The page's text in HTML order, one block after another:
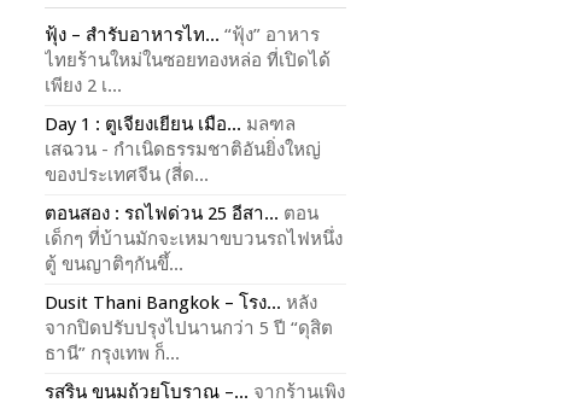
ฟุ้ง – สำรับอาหารไท... “ฟุ้ง” อาหาร
ไทยร้านใหม่ในซอยทองหล่อ ที่เปิดได้
เพียง 2 เ...
Day 1 : ตูเจียงเยียน เมือ... มลฑล
เสฉวน - กำเนิดธรรมชาติอันยิ่งใหญ่
ของประเทศจีน (สี่ด...
ตอนสอง : รถไฟด่วน 25 อีสา... ตอน
เด็กๆ ที่บ้านมักจะเหมาขบวนรถไฟหนึ่ง
ตู้ ขนญาติๆกันขึ้...
Dusit Thani Bangkok – โรง... หลัง
จากปิดปรับปรุงไปนานกว่า 5 ปี “ดุสิต
ธานี” กรุงเทพ ก็...
รสริน ขนมถ้วยโบราณ –... จากร้านเพิง